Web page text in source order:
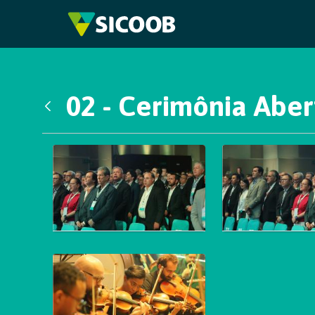
Pular para o Conteúdo principal
02 - Cerimônia
Galeria de Mídias